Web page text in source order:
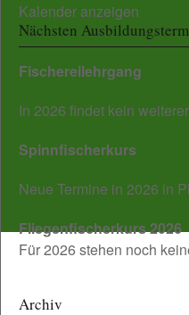
Kalender anzeigen
Nächsten
Fischereilehrgang
In 2026 findet kein
Spinnfischerkurs
Neue Termine in 2026 in
Fliegenfischerkurs 2026
Für 2026 stehen noch
Archiv